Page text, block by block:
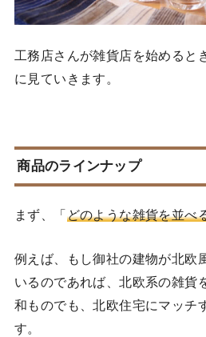
工務店さんが雑貨店を始めると
に見ていきます。
商品のラインナップ
まず、「どのような雑貨を並べ
例えば、もし御社の建物が北欧
いるのであれば、北欧系の雑貨
和ものでも、北欧住宅にマッチ
す。